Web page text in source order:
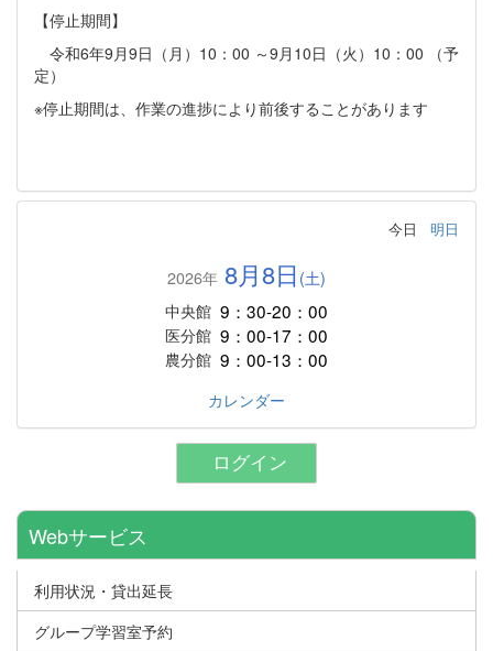
【停止期間】
令和6年9月9日（月）10：00 ～9月10日（火）10：00 （予
定）
※停止期間は、作業の進捗により前後することがあります
今日 明日
2026年 8月8日 (土)
中央館 9：30-20：00
医分館 9：00-17：00
農分館 9：00-13：00
カレンダー
ログイン
Webサービス
利用状況・貸出延長
グループ学習室予約